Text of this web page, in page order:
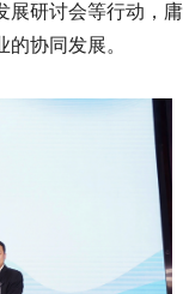
展研讨会等行动，庸
协同发展。